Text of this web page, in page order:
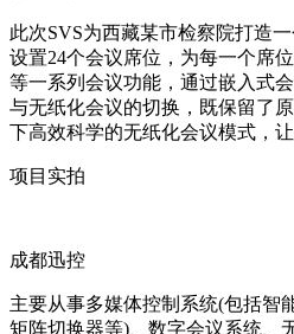
此次SVS为西藏某市检察院打造
设置24个会议席位，为每一个席
等一系列会议功能，通过嵌入式
与无纸化会议的切换，既保留了
下高效科学的无纸化会议模式，
项目实拍
成都迅控
主要从事多媒体控制系统(包括智
矩阵切换器等)、数字会议系统、